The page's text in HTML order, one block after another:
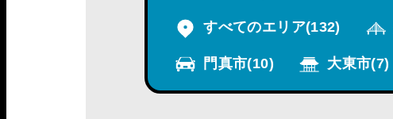
すべてのエリア(132)
門真市(10) 大東市(7)